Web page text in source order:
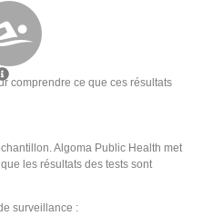
comprendre ce que ces résultats
Algoma Public Health met
les résultats des tests sont
surveillance :